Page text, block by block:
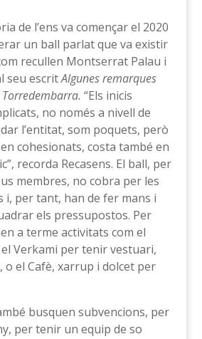
de l’ens va començar el 2020
un ball parlat que va existir
recullen Montserrat Palau i
seu escritAlgunes remarques
“Els inicis
no només a nivell de
l’entitat, som poquets, però
cohesionats, costa també en
recorda Recasens. El ball, per
membres, no cobra per les
i, per tant, han de fer mans i
els pressupostos. Per
a terme activitats com el
Verkami per tenir vestuari,
o el Cafè, xarrup i dolcet per
busquen subvencions, per
per tenir un equip de so